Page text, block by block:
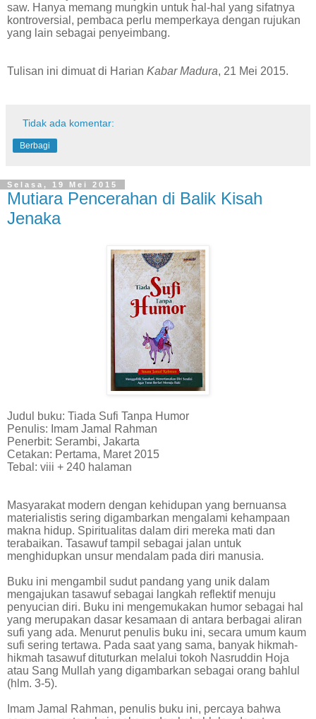
saw. Hanya memang mungkin untuk hal-hal yang sifatnya
kontroversial, pembaca perlu memperkaya dengan rujukan
yang lain sebagai penyeimbang.
Tulisan ini dimuat di Harian Kabar Madura, 21 Mei 2015.
Tidak ada komentar:
Berbagi
Selasa, 19 Mei 2015
Mutiara Pencerahan di Balik Kisah
Jenaka
Judul buku: Tiada Sufi Tanpa Humor
Penulis: Imam Jamal Rahman
Penerbit: Serambi, Jakarta
Cetakan: Pertama, Maret 2015
Tebal: viii + 240 halaman
Masyarakat modern dengan kehidupan yang bernuansa
materialistis sering digambarkan mengalami kehampaan
makna hidup. Spiritualitas dalam diri mereka mati dan
terabaikan. Tasawuf tampil sebagai jalan untuk
menghidupkan unsur mendalam pada diri manusia.
Buku ini mengambil sudut pandang yang unik dalam
mengajukan tasawuf sebagai langkah reflektif menuju
penyucian diri. Buku ini mengemukakan humor sebagai hal
yang merupakan dasar kesamaan di antara berbagai aliran
sufi yang ada. Menurut penulis buku ini, secara umum kaum
sufi sering tertawa. Pada saat yang sama, banyak hikmah-
hikmah tasawuf dituturkan melalui tokoh Nasruddin Hoja
atau Sang Mullah yang digambarkan sebagai orang bahlul
(hlm. 3-5).
Imam Jamal Rahman, penulis buku ini, percaya bahwa